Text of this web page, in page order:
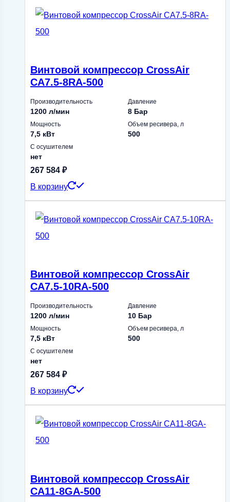
Винтовой компрессор CrossAir
CA7.5-8RA-500
Производительность
1200 л/мин
Давление
8 Бар
Мощность
7,5 кВт
Объем ресивера, л
500
С осушителем
нет
267 584 ₽
В корзину
Винтовой компрессор CrossAir
CA7.5-10RA-500
Производительность
1200 л/мин
Давление
10 Бар
Мощность
7,5 кВт
Объем ресивера, л
500
С осушителем
нет
267 584 ₽
В корзину
Винтовой компрессор CrossAir
CA11-8GA-500